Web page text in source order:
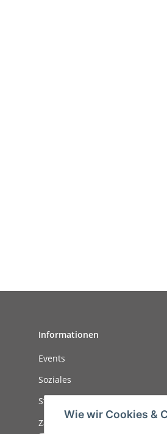
Informationen
Events
Soziales
Stellenanzeigen
Zahlungsmöglichkeiten
Wie wir Cookies &